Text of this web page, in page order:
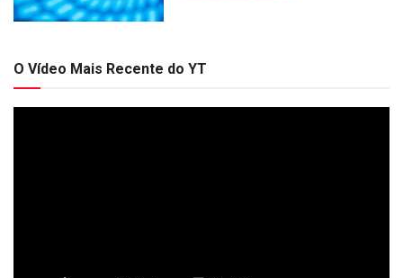
O Vídeo Mais Recente do YT